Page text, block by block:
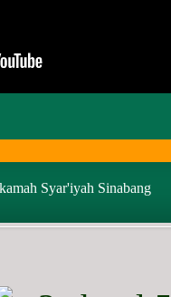
Syar'iyah Sinabang